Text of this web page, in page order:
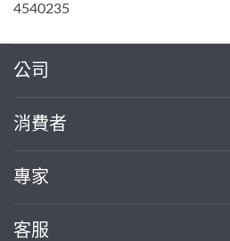
4540235
公司
消費者
專家
客服